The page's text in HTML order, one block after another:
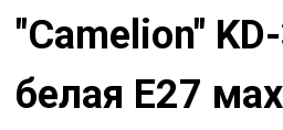
"Camelion"
белая Е27